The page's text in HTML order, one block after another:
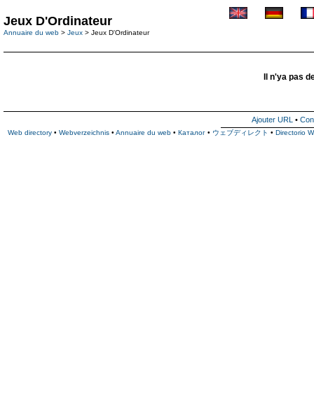
Jeux D'Ordinateur
Annuaire du web > Jeux > Jeux D'Ordinateur
Il n'ya pas
Ajouter URL •
Web directory • Webverzeichnis • Annuaire du web • Каталог • ウェブディレクト • Directorio